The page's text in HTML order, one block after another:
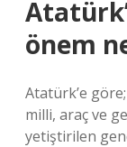
önem
Atatürk’e
milli, araç ve
yetiştirilen